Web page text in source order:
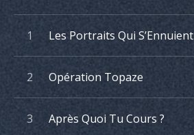
Playlist
de
l'album
Les Portraits Qui S’Ennuient
Opération Topaze
Après Quoi Tu Cours ?